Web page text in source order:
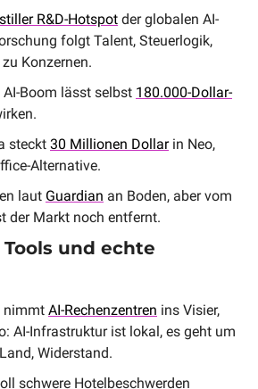
stiller R&D-Hotspot der globalen AI-
folgt Talent, Steuerlogik,
Konzernen.
Boom lässt selbst 180.000-Dollar-
steckt 30 Millionen Dollar in Neo,
Alternative.
laut Guardian an Boden, aber vom
der Markt noch entfernt.
und echte
nimmt AI-Rechenzentren ins Visier,
AI-Infrastruktur ist lokal, es geht um
Widerstand.